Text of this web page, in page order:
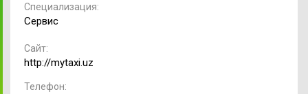
Cпециализация:
Сервис
Сайт:
http://mytaxi.uz
Телефон: